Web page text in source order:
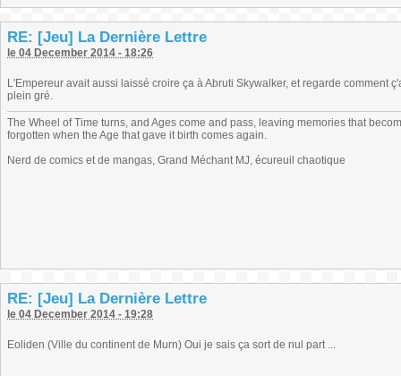
RE: [Jeu] La Dernière Lettre
le 04 December 2014 - 18:26
L'Empereur avait aussi laissé croire ça à Abruti Skywalker, et regarde comment
plein gré.
The Wheel of Time turns, and Ages come and pass, leaving memories that
forgotten when the Age that gave it birth comes again.
Nerd de comics et de mangas, Grand Méchant MJ, écureuil chaotique
RE: [Jeu] La Dernière Lettre
le 04 December 2014 - 19:28
Eoliden (Ville du continent de Murn) Oui je sais ça sort de nul part ...